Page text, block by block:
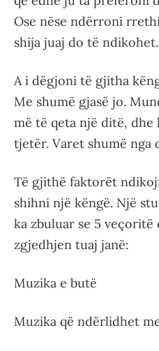
Ose nëse ndërroni
shija juaj do të ndikohet.
A i dëgjoni të gjitha
Me shumë gjasë jo.
më të qeta një ditë,
tjetër. Varet shumë nga
Të gjithë faktorët
shihni një këngë. Një
ka zbuluar se 5 veçoritë
zgjedhjen tuaj janë:
Muzika e butë
Muzika që ndërlidhet